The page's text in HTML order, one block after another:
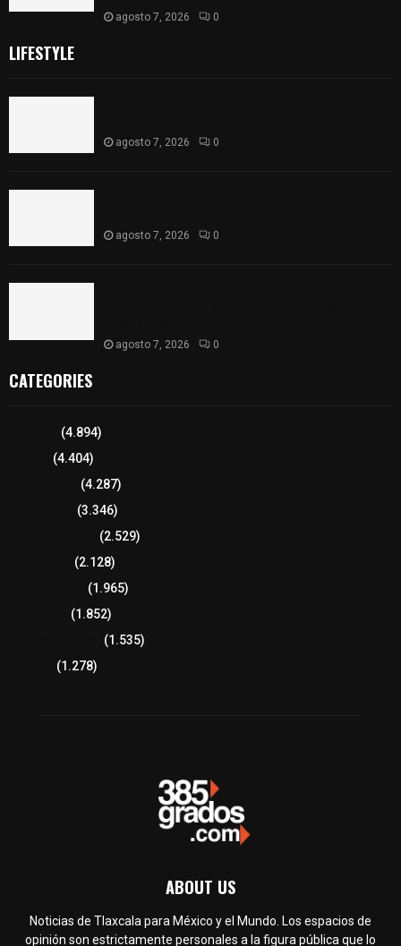
agosto 7, 2026 0
LIFESTYLE
agosto 7, 2026 0
agosto 7, 2026 0
agosto 7, 2026 0
CATEGORIES
(4.894)
(4.404)
(4.287)
(3.346)
(2.529)
(2.128)
(1.965)
(1.852)
(1.535)
(1.278)
ABOUT US
Noticias de Tlaxcala para México y el Mundo. Los espacios de
opinión son estrictamente personales a la figura pública que lo